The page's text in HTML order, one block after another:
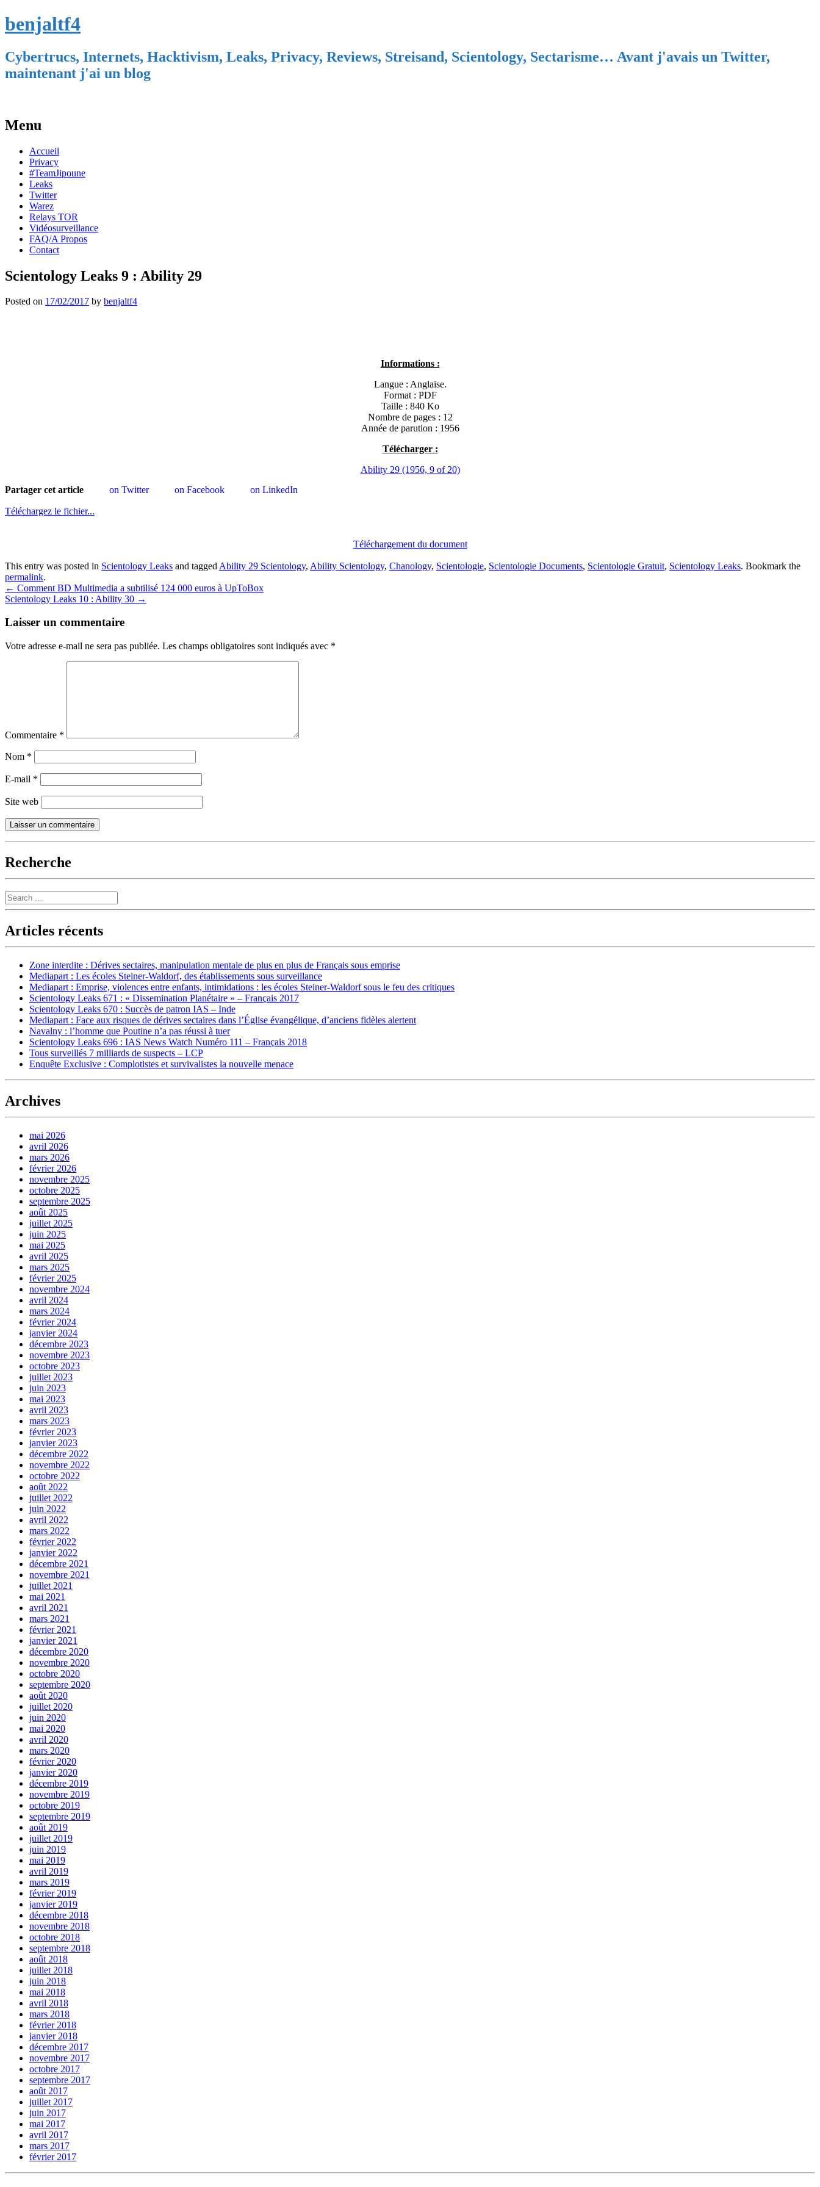
benjaltf4
Cybertrucs, Internets, Hacktivism, Leaks, Privacy, Reviews, Streisand, Scientology, Sectarisme… Avant j'avais un Twitter,
maintenant j'ai un blog
Menu
Skip
content
Accueil
Privacy
#TeamJipoune
Leaks
Twitter
Warez
Relays TOR
Vidéosurveillance
FAQ/A Propos
Contact
Scientology Leaks 9 : Ability 29
Posted on 17/02/2017 by benjaltf4
Informations :
Langue : Anglaise.
Format : PDF
Taille : 840 Ko
Nombre de pages : 12
Année de parution : 1956
Télécharger :
Ability 29 (1956, 9 of 20)
Partager cet article
on Twitter on Facebook on LinkedIn
Téléchargez le fichier...
Téléchargement du document
This entry was posted in Scientology Leaks and tagged Ability 29 Scientology, Ability Scientology, Chanology, Scientologie, Scientologie Documents, Scientologie Gratuit, Scientology Leaks. Bookmark the
permalink.
Post
navigation
← Comment BD Multimedia a subtilisé 124 000 euros à UpToBox
Scientology Leaks 10 : Ability 30 →
Laisser un commentaire
Votre adresse e-mail ne sera pas publiée. Les champs obligatoires sont indiqués avec *
Commentaire *
Nom *
E-mail *
Site web
Recherche
Search
Articles récents
Zone interdite : Dérives sectaires, manipulation mentale de plus en plus de Français sous emprise
Mediapart : Les écoles Steiner-Waldorf, des établissements sous surveillance
Mediapart : Emprise, violences entre enfants, intimidations : les écoles Steiner-Waldorf sous le feu des critiques
Scientology Leaks 671 : « Dissemination Planétaire » – Français 2017
Scientology Leaks 670 : Succès de patron IAS – Inde
Mediapart : Face aux risques de dérives sectaires dans l’Église évangélique, d’anciens fidèles alertent
Navalny : l’homme que Poutine n’a pas réussi à tuer
Scientology Leaks 696 : IAS News Watch Numéro 111 – Français 2018
Tous surveillés 7 milliards de suspects – LCP
Enquête Exclusive : Complotistes et survivalistes la nouvelle menace
Archives
mai 2026
avril 2026
mars 2026
février 2026
novembre 2025
octobre 2025
septembre 2025
août 2025
juillet 2025
juin 2025
mai 2025
avril 2025
mars 2025
février 2025
novembre 2024
avril 2024
mars 2024
février 2024
janvier 2024
décembre 2023
novembre 2023
octobre 2023
juillet 2023
juin 2023
mai 2023
avril 2023
mars 2023
février 2023
janvier 2023
décembre 2022
novembre 2022
octobre 2022
août 2022
juillet 2022
juin 2022
avril 2022
mars 2022
février 2022
janvier 2022
décembre 2021
novembre 2021
juillet 2021
mai 2021
avril 2021
mars 2021
février 2021
janvier 2021
décembre 2020
novembre 2020
octobre 2020
septembre 2020
août 2020
juillet 2020
juin 2020
mai 2020
avril 2020
mars 2020
février 2020
janvier 2020
décembre 2019
novembre 2019
octobre 2019
septembre 2019
août 2019
juillet 2019
juin 2019
mai 2019
avril 2019
mars 2019
février 2019
janvier 2019
décembre 2018
novembre 2018
octobre 2018
septembre 2018
août 2018
juillet 2018
juin 2018
mai 2018
avril 2018
mars 2018
février 2018
janvier 2018
décembre 2017
novembre 2017
octobre 2017
septembre 2017
août 2017
juillet 2017
juin 2017
mai 2017
avril 2017
mars 2017
février 2017